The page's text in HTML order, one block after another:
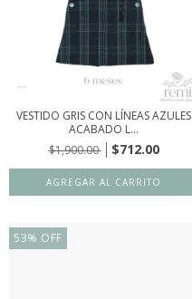
VESTIDO GRIS CON LÍNEAS AZULES
ACABADO L...
$1,900.00
$712.00
53% OFF